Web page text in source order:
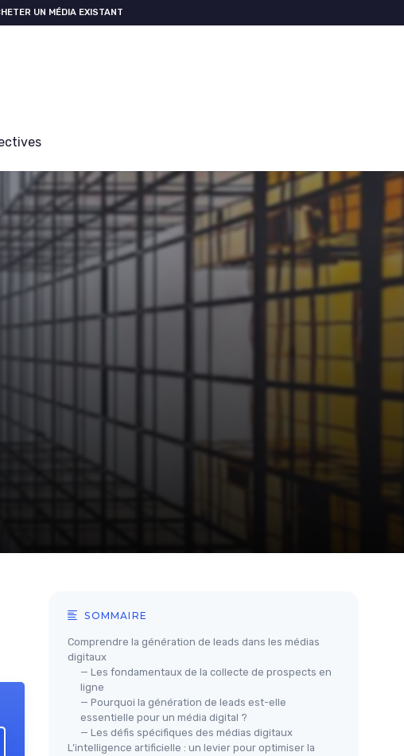
UN MÉDIA EXISTANT
SOMMAIRE
Comprendre la génération de leads dans les médias
digitaux
— Les fondamentaux de la collecte de prospects en
ligne
— Pourquoi la génération de leads est-elle
essentielle pour un média digital ?
— Les défis spécifiques des médias digitaux
L’intelligence artificielle : un levier pour optimiser la